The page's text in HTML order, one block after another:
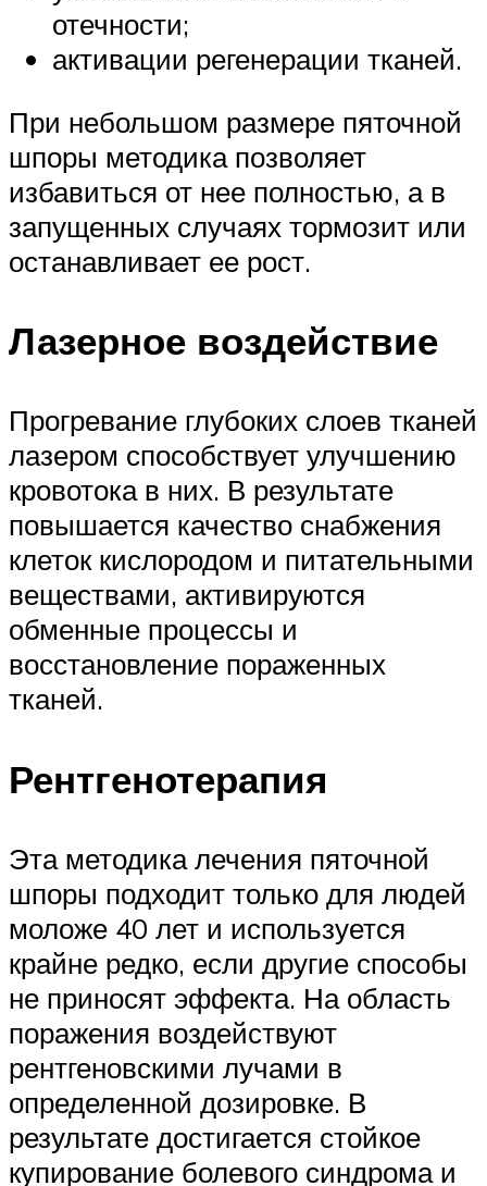
отечности;
активации регенерации тканей.
При небольшом размере пяточной
шпоры методика позволяет
избавиться от нее полностью, а в
запущенных случаях тормозит или
останавливает ее рост.
Лазерное воздействие
Прогревание глубоких слоев тканей
лазером способствует улучшению
кровотока в них. В результате
повышается качество снабжения
клеток кислородом и питательными
веществами, активируются
обменные процессы и
восстановление пораженных
тканей.
Рентгенотерапия
Эта методика лечения пяточной
шпоры подходит только для людей
моложе 40 лет и используется
крайне редко, если другие способы
не приносят эффекта. На область
поражения воздействуют
рентгеновскими лучами в
определенной дозировке. В
результате достигается стойкое
купирование болевого синдрома и